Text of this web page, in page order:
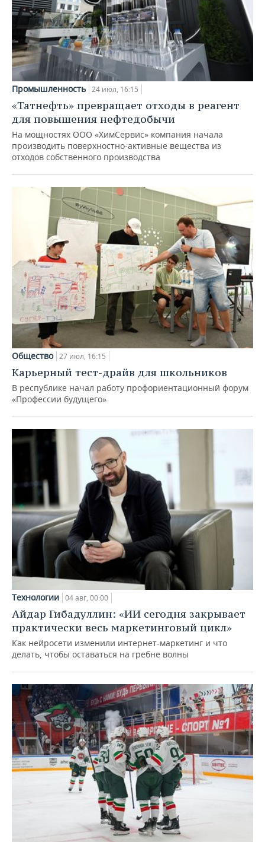
Промышленность 24 июл, 16:15
«Татнефть» превращает отходы в реагент
для повышения нефтедобычи
На мощностях ООО «ХимСервис» компания начала
производить поверхностно-активные вещества из
отходов собственного производства
Общество 27 июл, 16:15
Карьерный тест-драйв для школьников
В республике начал работу профориентационный форум
«Профессии будущего»
Технологии 04 авг, 00:00
Айдар Гибадуллин: «ИИ сегодня закрывает
практически весь маркетинговый цикл»
Как нейросети изменили интернет-маркетинг и что
делать, чтобы оставаться на гребне волны